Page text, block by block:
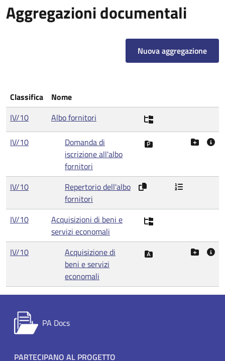
Aggregazioni documentali
Nuova aggregazione
Classifica
Nome
IV/10
Albo fornitori
IV/10
Domanda di
iscrizione all'albo
fornitori
IV/10
Repertorio dell'albo
fornitori
IV/10
Acquisizioni di beni e
servizi economali
IV/10
Acquisizione di
beni e servizi
economali
PA Docs
PARTECIPANO AL PROGETTO